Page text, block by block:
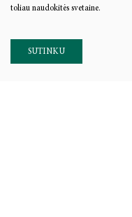
toliau naudokitės svetaine.
SUTINKU